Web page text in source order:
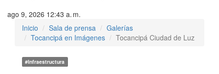
ago 9, 2026 12:43 a. m.
Inicio
Sala de prensa
Galerías
Tocancipá en Imágenes
Tocancipá Ciudad de Luz
#Infraestructura